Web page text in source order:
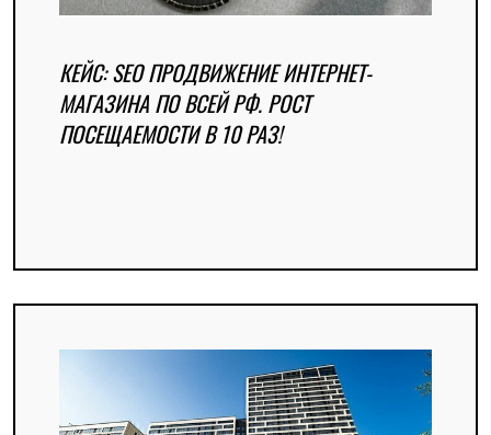
КЕЙС: SEO ПРОДВИЖЕНИЕ ИНТЕРНЕТ-
МАГАЗИНА ПО ВСЕЙ РФ. РОСТ
ПОСЕЩАЕМОСТИ В 10 РАЗ!